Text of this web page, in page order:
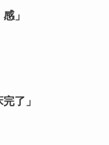
」
了」